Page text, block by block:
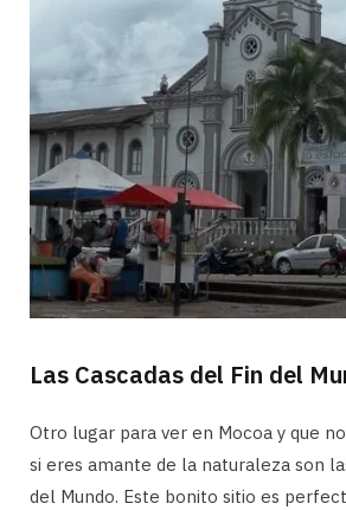
Las Cascadas del Fin del
Otro lugar para ver en Mocoa y que
si eres amante de la naturaleza son
del Mundo. Este bonito sitio es